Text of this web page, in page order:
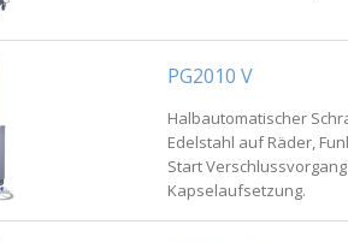
PG2010 V
Halbautomatischer
Edelstahl auf Räder,
Start
Kapselaufsetzung.